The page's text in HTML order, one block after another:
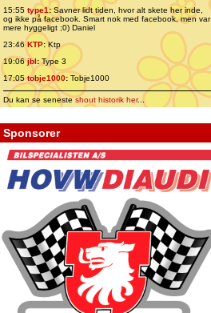
15:55 type1:Savner lidt tiden, hvor alt skete her inde,
og ikke på facebook. Smart nok med facebook, men var
mere hyggeligt ;0) Daniel
23:46 KTP:Ktp
19:06jbl:Type 3
17:05tobje1000: Tobje1000
Du kan se senesteshout historik her...
Sponsorer